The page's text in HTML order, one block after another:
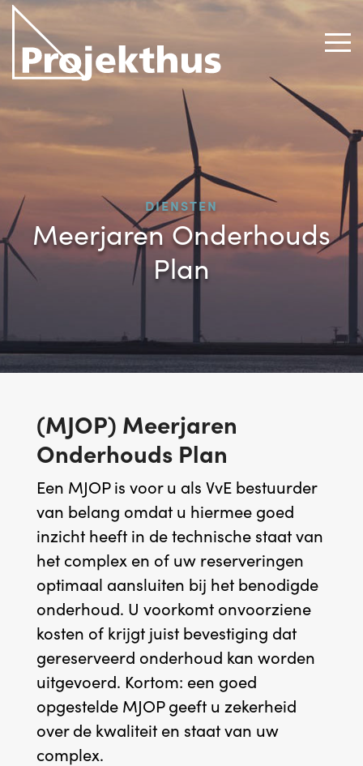
DIENSTEN
Meerjaren Onderhouds
Plan
(MJOP) Meerjaren
Onderhouds Plan
Een MJOP is voor u als VvE bestuurder
van belang omdat u hiermee goed
inzicht heeft in de technische staat van
het complex en of uw reserveringen
optimaal aansluiten bij het benodigde
onderhoud. U voorkomt onvoorziene
kosten of krijgt juist bevestiging dat
gereserveerd onderhoud kan worden
uitgevoerd. Kortom: een goed
opgestelde MJOP geeft u zekerheid
over de kwaliteit en staat van uw
complex.